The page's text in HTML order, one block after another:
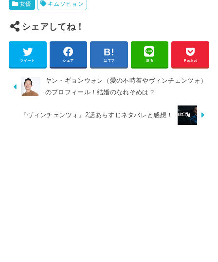
女優 キムソヒョン
シェアしてね！
ツイート シェア はてブ 送る Pocket
ヤン・ギョンウォン（愛の不時着やヴィンチェンツォ）
のプロフィール！結婚のなれそめは？
『ヴィンチェンツォ』2話あらすじネタバレと感想！